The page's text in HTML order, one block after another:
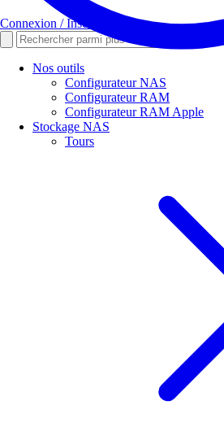
Connexion / Inscription
Nos outils
Configurateur NAS
Configurateur RAM
Configurateur RAM Apple
Stockage NAS
Tours